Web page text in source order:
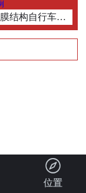
膜结构自行车棚案例

位置